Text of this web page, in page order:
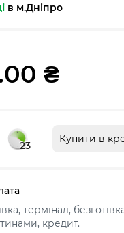
в м.Дніпро
₴
23
Купити в
термінал,
кредит.